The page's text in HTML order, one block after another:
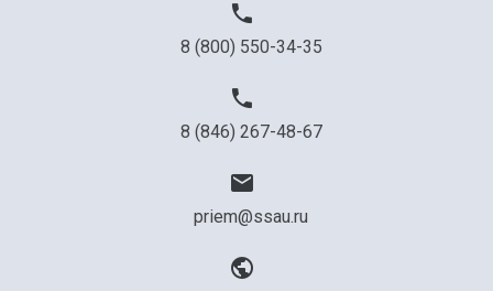
8 (800) 550-34-35
8 (846) 267-48-67
priem@ssau.ru